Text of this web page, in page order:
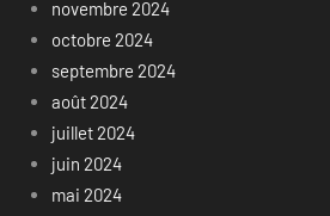
novembre 2024
octobre 2024
septembre 2024
août 2024
juillet 2024
juin 2024
mai 2024